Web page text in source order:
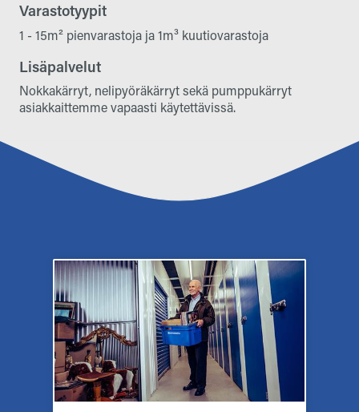
Varastotyypit
1 - 15m² pienvarastoja ja 1m³ kuutiovarastoja
Lisäpalvelut
Nokkakärryt, nelipyöräkärryt sekä pumppukärryt
asiakkaittemme vapaasti käytettävissä.